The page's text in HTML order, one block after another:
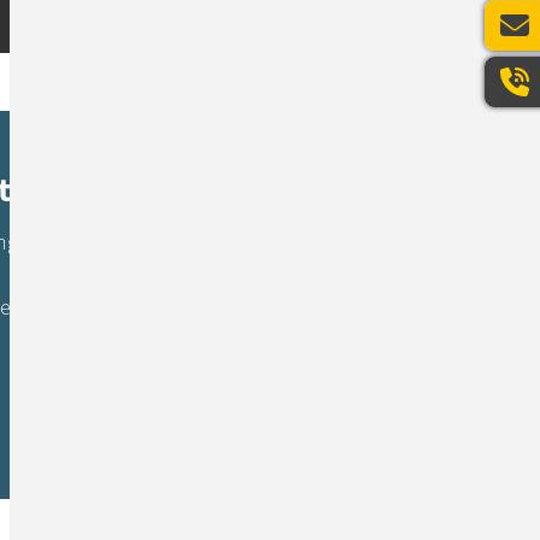
nach einem zukunftsfähigen IT-
des Zero Trust Konzepts auf.